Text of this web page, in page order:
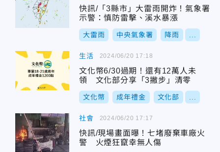
快訊/「3縣市」大雷雨開炸！氣象署
示警：慎防雷擊、溪水暴漲
大雷雨 中央氣象署 降雨
生活
文化幣6/30過期！還有12萬人未
領 文化部分享「3撇步」清零
文化幣 成年禮金 文化部
2024/06/20 17:18
社會
快訊/現場畫面曝！七堵廢棄車廠火
警 火煙狂竄幸無人傷
2024/06/20 17:17